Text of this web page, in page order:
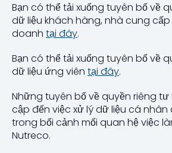
Bạn có thể tải xuống tuyên bố về
dữ liệu khách hàng, nhà cung
doanh tại đây.
Bạn có thể tải xuống tuyên bố về
dữ liệu ứng viên tại đây.
Những tuyên bố về quyền riêng
cập đến việc xử lý dữ liệu cá nhân
trong bối cảnh mối quan hệ việc
Nutreco.